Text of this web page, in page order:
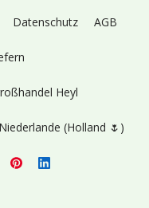
Datenschutz AGB
Heyl
Niederlande (Holland 🌷)